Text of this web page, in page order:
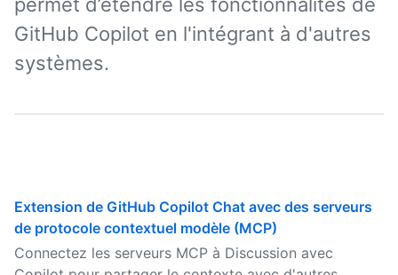
GitHub Copilot en l'intégrant à d'autres
systèmes.
Extension de GitHub Copilot Chat avec des serveurs
de protocole contextuel modèle (MCP)
Connectez les serveurs MCP à Discussion avec